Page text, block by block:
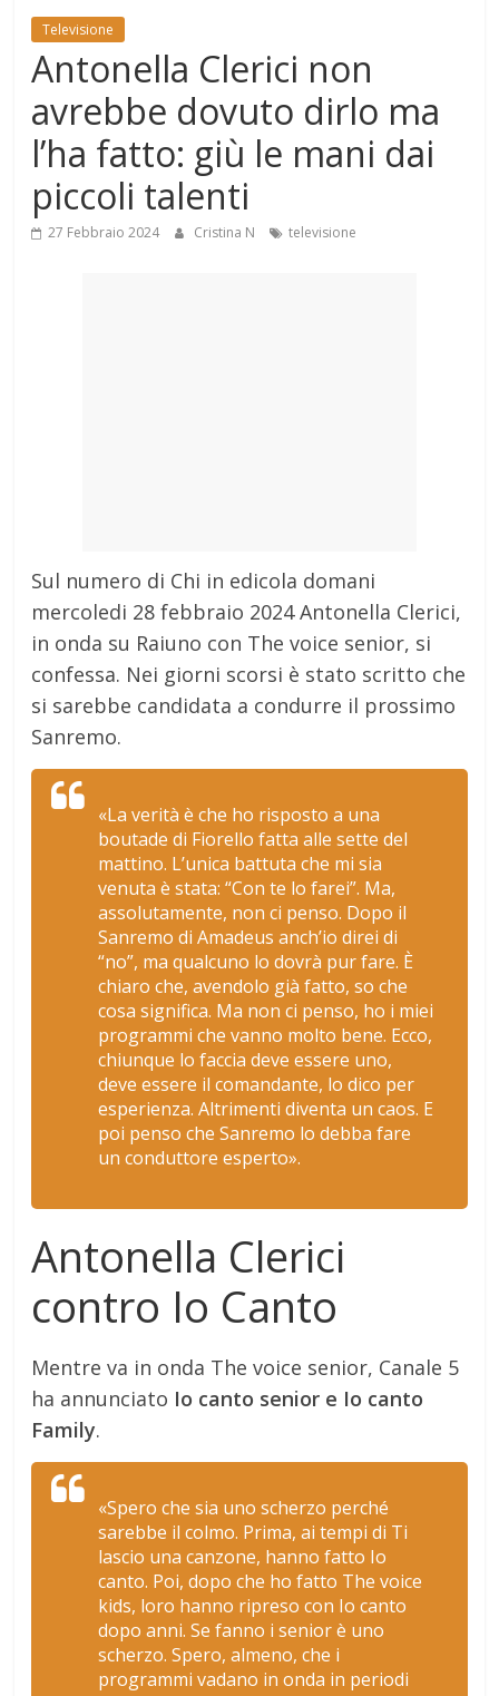
Mondo
Televisione
Antonella Clerici non
avrebbe dovuto dirlo ma
l’ha fatto: giù le mani dai
piccoli talenti
27 Febbraio 2024 Cristina N televisione
Sul numero di Chi in edicola domani
mercoledi 28 febbraio 2024 Antonella Clerici,
in onda su Raiuno con The voice senior, si
confessa. Nei giorni scorsi è stato scritto che
si sarebbe candidata a condurre il prossimo
Sanremo.
«La verità è che ho risposto a una
boutade di Fiorello fatta alle sette del
mattino. L’unica battuta che mi sia
venuta è stata: “Con te lo farei”. Ma,
assolutamente, non ci penso. Dopo il
Sanremo di Amadeus anch’io direi di
“no”, ma qualcuno lo dovrà pur fare. È
chiaro che, avendolo già fatto, so che
cosa significa. Ma non ci penso, ho i miei
programmi che vanno molto bene. Ecco,
chiunque lo faccia deve essere uno,
deve essere il comandante, lo dico per
esperienza. Altrimenti diventa un caos. E
poi penso che Sanremo lo debba fare
un conduttore esperto».
Antonella Clerici
contro Io Canto
Mentre va in onda The voice senior, Canale 5
ha annunciato Io canto senior e Io canto
Family.
«Spero che sia uno scherzo perché
sarebbe il colmo. Prima, ai tempi di Ti
lascio una canzone, hanno fatto Io
canto. Poi, dopo che ho fatto The voice
kids, loro hanno ripreso con Io canto
dopo anni. Se fanno i senior è uno
scherzo. Spero, almeno, che i
programmi vadano in onda in periodi